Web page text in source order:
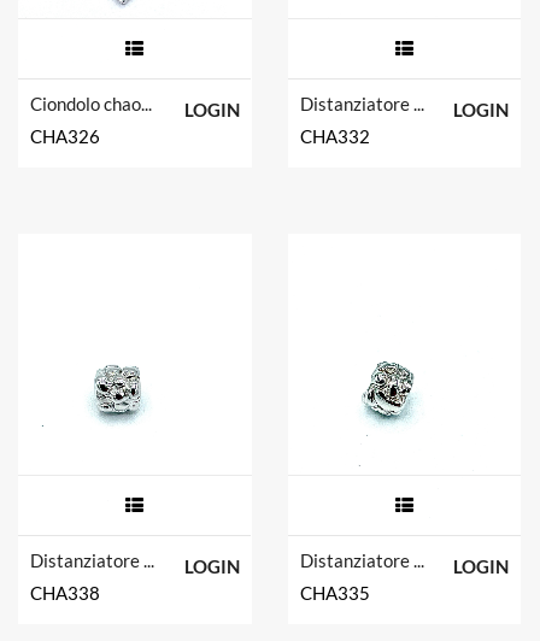
Ciondolo chaos in argento tit. 925m.
CHA326
LOGIN
Distanziatore chaos in argento tit. 925m.
CHA332
LOGIN
Distanziatore chaos in argento tit. 925m.
CHA338
LOGIN
Distanziatore chaos in argento tit. 925m.
CHA335
LOGIN